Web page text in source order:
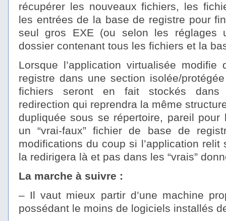
récupérer les nouveaux fichiers, les
les entrées de la base de registre pour
seul gros EXE (ou selon les réglages
dossier contenant tous les fichiers et la
Lorsque l’application virtualisée
registre dans une section isolée/
fichiers seront en fait stockés dans
redirection qui reprendra la même
dupliquée sous se répertoire, pareil
un “vrai-faux” fichier de base de
modifications du coup si l’application
la redirigera là et pas dans les “vrais”
La marche à suivre :
– Il vaut mieux partir d’une machine
possédant le moins de logiciels installés